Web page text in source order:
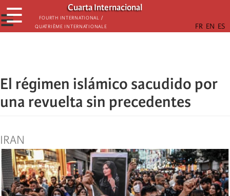
Skip
to
main
Cuarta Internacional
Fourth International /
Quatrième internationale
☰
☰
El régimen islámico sacudido por
una revuelta sin precedentes
IRAN